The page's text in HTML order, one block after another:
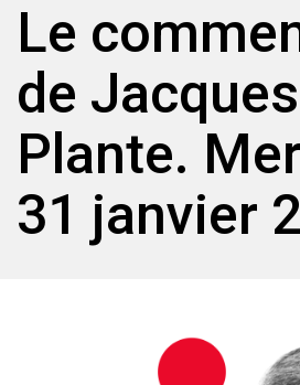
Le
de Jacques
Plante.
31 janvier